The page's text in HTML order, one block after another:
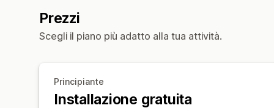
Prezzi
Scegli il piano più adatto alla tua attività.
Principiante
Installazione gratuita